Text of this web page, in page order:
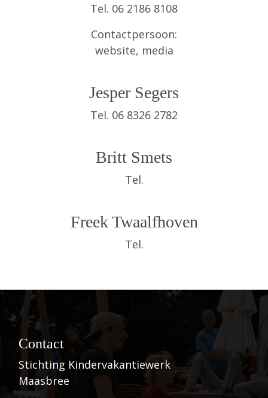
Tel. 06 2186 8108
Contactpersoon:
website, media
Jesper Segers
Tel. 06 8326 2782‬
Britt Smets
Tel.
Freek Twaalfhoven
Tel.
Contact
Stichting Kindervakantiewerk
Maasbree